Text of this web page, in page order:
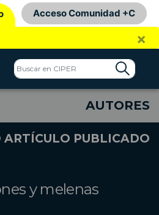
Acceso Comunidad +C
×
AUTORES
ARTÍCULO PUBLICADO
y melenas